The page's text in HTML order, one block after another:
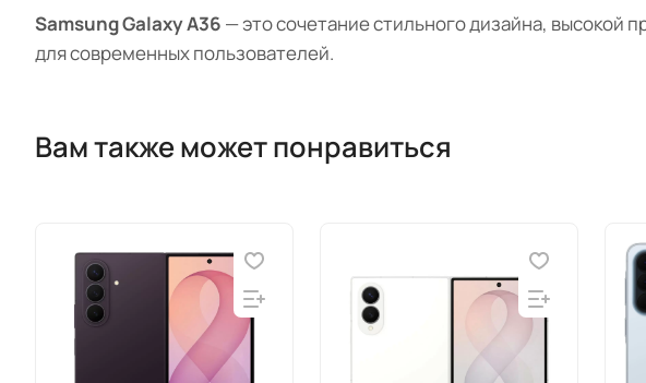
Samsung Galaxy A36 — это сочетание стильного дизайна, высокой
для современных пользователей.
Вам также может понравиться